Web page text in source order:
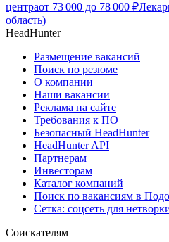
центраот 73 000 до 78 000 ₽
область)
HeadHunter
Размещение вакансий
Поиск по резюме
О компании
Наши вакансии
Реклама на сайте
Требования к ПО
Безопасный HeadHunter
HeadHunter API
Партнерам
Инвесторам
Каталог компаний
Поиск по вакансиям в
Сетка: соцсеть для
Соискателям